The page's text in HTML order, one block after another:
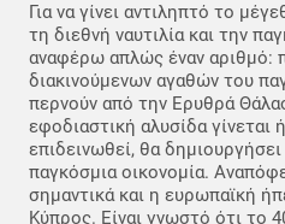
Για να γίνει αντιληπτό το
τη διεθνή ναυτιλία και την
αναφέρω απλώς έναν αριθμό:
διακινούμενων αγαθών του
περνούν από την Ερυθρά
εφοδιαστική αλυσίδα γίνεται
επιδεινωθεί, θα
παγκόσμια οικονομία.
σημαντικά και η ευρωπαϊκή
Κύπρος. Είναι γνωστό ότι το